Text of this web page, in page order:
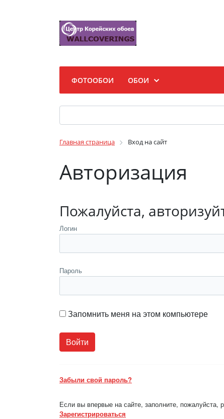
ФОТООБОИ ОБОИ
Главная страница Вход на сайт
Авторизация
Пожалуйста,
Логин
Пароль
Запомнить меня на этом компьютере
Забыли свой пароль?
Если вы впервые на сайте, заполните, пожалуйста,
Зарегистрироваться